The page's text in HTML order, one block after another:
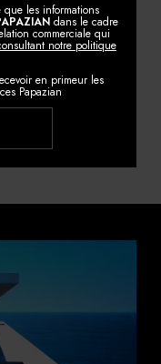
que les informations
dans le cadre
commerciale qui
notre politique
en primeur les
Papazian